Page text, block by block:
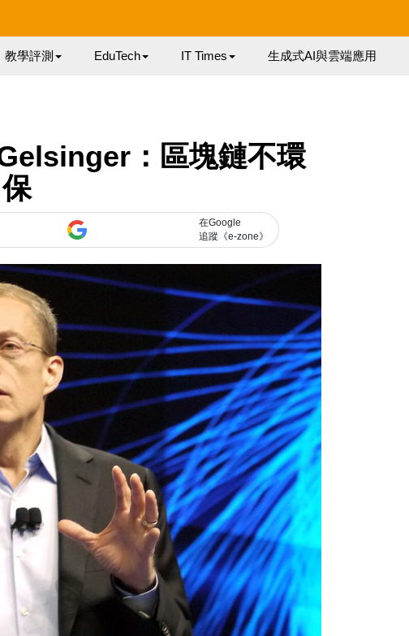
教學評測 EduTech IT Times 生成式AI與雲端應用
：區塊鏈不環
保
在Google
追蹤《e-zone》